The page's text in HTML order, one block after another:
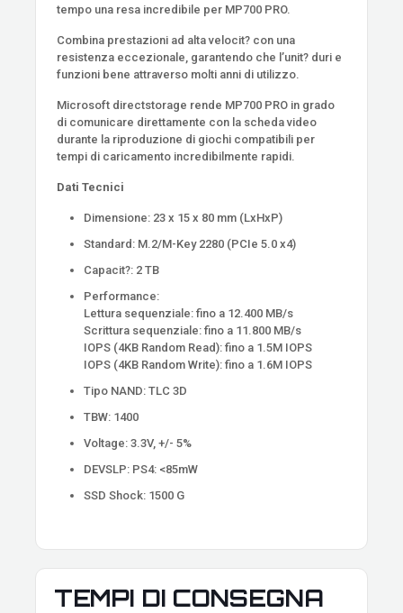
tempo una resa incredibile per MP700 PRO.
Combina prestazioni ad alta velocit? con una
resistenza eccezionale, garantendo che l’unit? duri e
funzioni bene attraverso molti anni di utilizzo.
Microsoft directstorage rende MP700 PRO in grado
di comunicare direttamente con la scheda video
durante la riproduzione di giochi compatibili per
tempi di caricamento incredibilmente rapidi.
Dati Tecnici
Dimensione: 23 x 15 x 80 mm (LxHxP)
Standard: M.2/M-Key 2280 (PCIe 5.0 x4)
Capacit?: 2 TB
Performance:
Lettura sequenziale: fino a 12.400 MB/s
Scrittura sequenziale: fino a 11.800 MB/s
IOPS (4KB Random Read): fino a 1.5M IOPS
IOPS (4KB Random Write): fino a 1.6M IOPS
Tipo NAND: TLC 3D
TBW: 1400
Voltage: 3.3V, +/- 5%
DEVSLP: PS4: <85mW
SSD Shock: 1500 G
TEMPI DI CONSEGNA